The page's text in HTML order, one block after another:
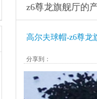
z6尊龙旗舰厅的
高尔夫球帽-z6尊龙
分享到：